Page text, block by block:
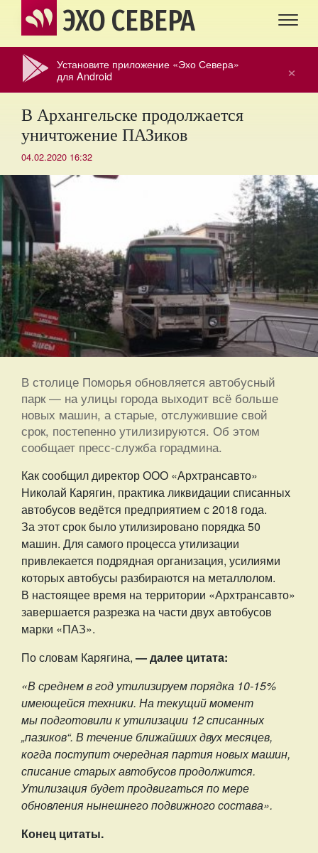
ЭХО СЕВЕРА
×
Установите приложение «Эхо Севера»
для Android
В Архангельске продолжается
уничтожение ПАЗиков
04.02.2020 16:32
В столице Поморья обновляется автобусный
парк — на улицы города выходит всё больше
новых машин, а старые, отслужившие свой
срок, постепенно утилизируются. Об этом
сообщает пресс-служба горадмина.
Как сообщил директор ООО «Архтрансавто»
Николай Карягин, практика ликвидации списанных
автобусов ведётся предприятием с 2018 года.
За этот срок было утилизировано порядка 50
машин. Для самого процесса утилизации
привлекается подрядная организация, усилиями
которых автобусы разбираются на металлолом.
В настоящее время на территории «Архтрансавто»
завершается разрезка на части двух автобусов
марки «ПАЗ».
По словам Карягина,— далее цитата:
«В среднем в год утилизируем порядка 10-15%
имеющейся техники. На текущий момент
мы подготовили к утилизации 12 списанных
„пазиков“. В течение ближайших двух месяцев,
когда поступит очередная партия новых машин,
списание старых автобусов продолжится.
Утилизация будет продвигаться по мере
обновления нынешнего подвижного состава».
Конец цитаты.